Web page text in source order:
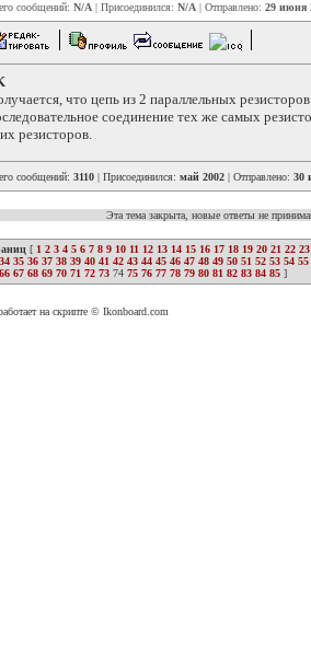
сообщений: N/A | Присоединился: N/A | Отправлено: 29 июня
что цепь из 2 параллельных
соединение тех же самых
резисторов.
сообщений: 3110 | Присоединился: май 2002 | Отправлено: 30
Эта тема закрыта, новые ответы не
[ 1 2 3 4 5 6 7 8 9 10 11 12 13 14 15 16 17 18 19 20 21 22 23
34 35 36 37 38 39 40 41 42 43 44 45 46 47 48 49 50 51 52 53 54 55
66 67 68 69 70 71 72 73 74 75 76 77 78 79 80 81 82 83 84 85 ]
на скрипте © Ikonboard.com